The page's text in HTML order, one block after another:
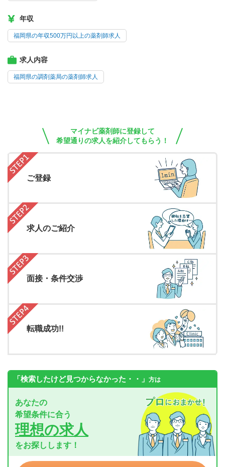
年収
福岡県の年収500万円以上の薬剤師求人
求人内容
福岡県の調剤薬局の薬剤師求人
マイナビ薬剤師に登録して
希望通りの求人を紹介してもらう！
ご登録
求人のご紹介
面接・条件交渉
転職成功!!
「検索したけど見つからなかった・・」 方は
あなたの
希望条件に合う
理想の求人
をお探しします！